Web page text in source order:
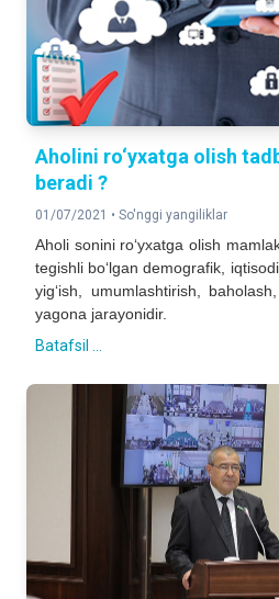
Aholini ro‘yxatga olish
beradi ?
01/07/2021 • So'nggi yangiliklar
Aholi sonini ro‘yxatga olish
tegishli bo‘lgan demografik,
yig‘ish, umumlashtirish,
yagona jarayonidir.
Batafsil ...